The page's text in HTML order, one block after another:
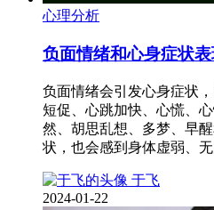
心理分析
负面情绪和心身症状
负面情绪会引发心身症状
短促、心跳加快、心慌、
然、胡思乱想、多梦、早
状，也会感到身体虚弱、
于飞
2024-01-22